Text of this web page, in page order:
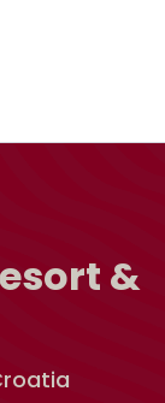
&